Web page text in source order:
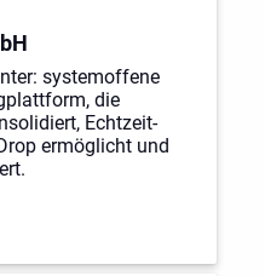
systemoffene
die
Echtzeit-
ermöglicht und